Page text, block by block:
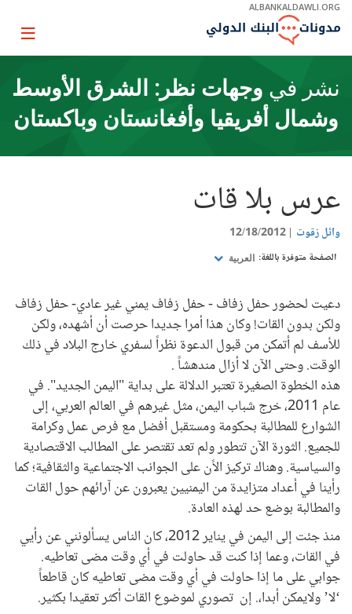
Skip
Main
ALBANKALDAWLI.ORG
Page
نشر في وجهات نظر: الشرق الأوسط
وشمال أفريقيا وأفغانستان وباكستان
عرس بلا قات
وائل زقوت 12/18/2012
الصفحة متوفرة باللغة: العربية
دعيت لحضور حفل زفاف - حفل زفاف يمني غير عادي- حفل زفاف
ولكن بدون القات! وكان هذا أمرا جديدا حرصت أن أشهده، ولكن
للأسف لم أتمكن من قبول الدعوة نظراً لسفري خارج البلاد في ذلك
الوقت. وحتى الآن لا أزال مندهشاً.
هذه الخطوة الصغيرة تعتبر الدلالة على بداية "اليمن الجديد". في
عام 2011، خرج شباب اليمن، مثل غيرهم في العالم العربي، إلى
الشوارع للمطالبة بحكومة ومستقبل أفضل مع فرص عمل وكرامة
للجميع. الثورة الآن تتطور ولم تعد تقتصر على المطالب الاقتصادية
والسياسية. وهناك تركيز الاًن على الجوانب الاجتماعية والثقافية؛ كما
رأينا في أعداد متزايدة من اليمنيين يعبرون عن آرائهم حول القات
والمطالبة بوضع حد لهذه العادة.
منذ جئت إلى اليمن في يناير 2012، كان الناس يسألونني عن رأيي
في القات، وعما إذا كنت قد حاولت في أي وقت مضى تعاطيه.
جوابي على ما إذا حاولت في أي وقت مضى تعاطيه كان قاطعاً
‘لا’ولايمكن أبدا،. إن تصوري لموضوع القات أكثر تعقيدا بكثير.